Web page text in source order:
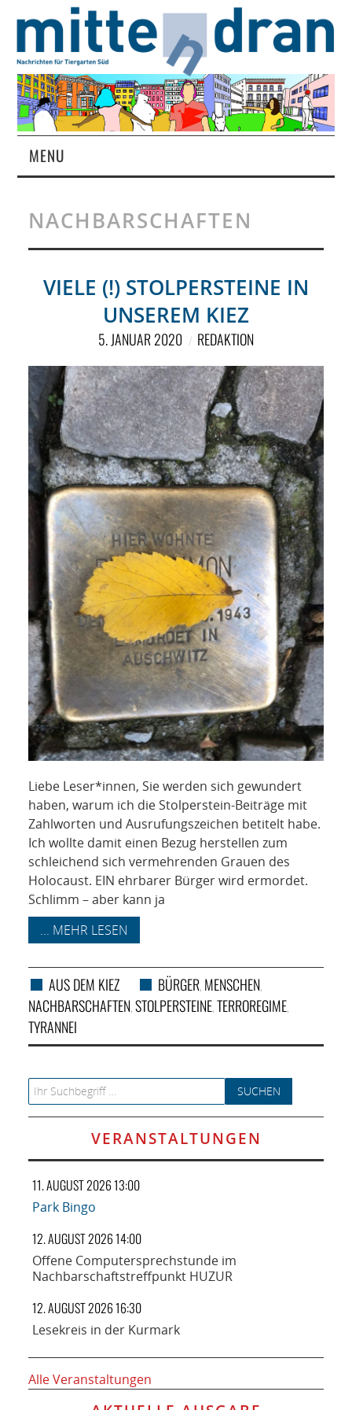
MENU
MAGAZIN
ÜBER UNS
SPONSORING
KONTAKT
NACHBARSCHAFTEN
VIELE (!) STOLPERSTEINE IN
UNSEREM KIEZ
5. JANUAR 2020 REDAKTION
Liebe Leser*innen, Sie werden sich gewundert
haben, warum ich die Stolperstein-Beiträge mit
Zahlworten und Ausrufungszeichen betitelt habe.
Ich wollte damit einen Bezug herstellen zum
schleichend sich vermehrenden Grauen des
Holocaust. EIN ehrbarer Bürger wird ermordet.
Schlimm – aber kann ja
... MEHR LESEN
AUS DEM KIEZ BÜRGER, MENSCHEN,
NACHBARSCHAFTEN,STOLPERSTEINE,TERROREGIME,
TYRANNEI
Search for:
VERANSTALTUNGEN
11. AUGUST 2026 13:00
Park Bingo
12. AUGUST 2026 14:00
Offene Computersprechstunde im
Nachbarschaftstreffpunkt HUZUR
12. AUGUST 2026 16:30
Lesekreis in der Kurmark
Alle Veranstaltungen